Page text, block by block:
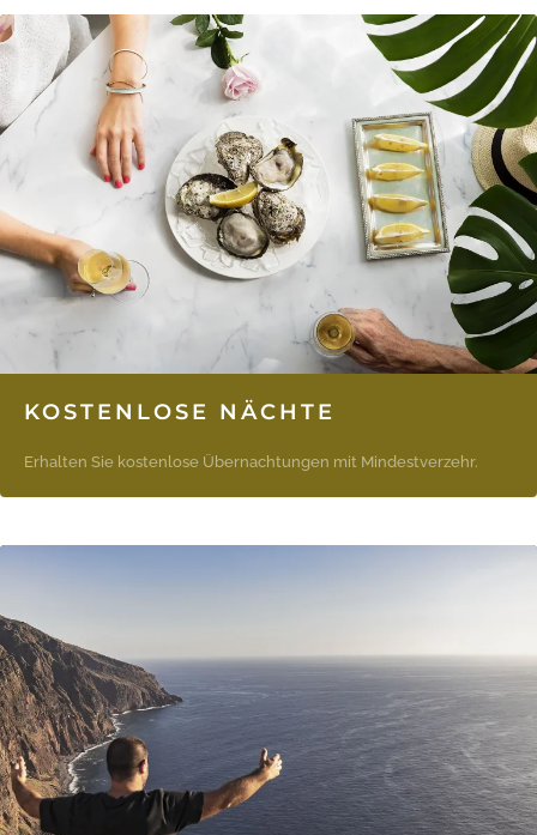
KOSTENLOSE NÄCHTE
Erhalten Sie kostenlose Übernachtungen mit Mindestverzehr.